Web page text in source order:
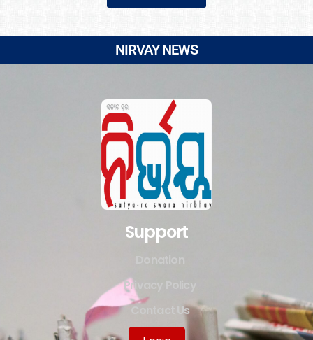
NIRVAY NEWS
Support
Privacy Policy
Contact Us